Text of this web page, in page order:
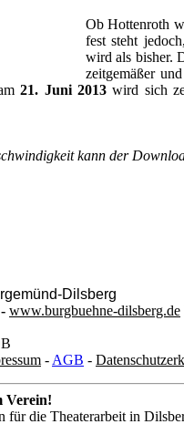
Ob Hottenroth
fest steht
wird als bisher.
zeitgemäßer
21. Juni 2013 wird sich
kann der
Dilsberg
- www.burgbuehne-dilsberg.de
- AGB -
Verein!
für die Theaterarbeit in